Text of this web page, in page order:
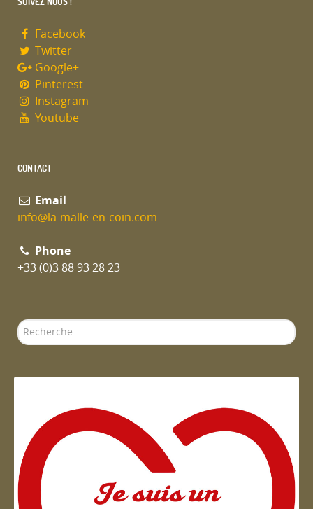
Facebook
Twitter
Google+
Pinterest
Instagram
Youtube
CONTACT
Email
info@la-malle-en-coin.com
Phone
+33 (0)3 88 93 28 23
Rechercher